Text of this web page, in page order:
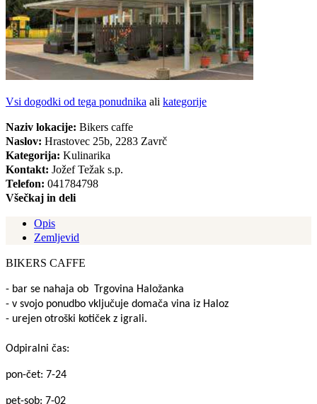
Vsi dogodki od tega ponudnika ali kategorije
Naziv lokacije: Bikers caffe
Naslov: Hrastovec 25b, 2283 Zavrč
Kategorija: Kulinarika
Kontakt: Jožef Težak s.p.
Telefon: 041784798
Všečkaj in deli
Opis
Zemljevid
BIKERS CAFFE
- bar se nahaja ob Trgovina Haložanka
- v svojo ponudbo vključuje domača vina iz Haloz
- urejen otroški kotiček z igrali.
Odpiralni čas:
pon-čet: 7-24
pet-sob: 7-02